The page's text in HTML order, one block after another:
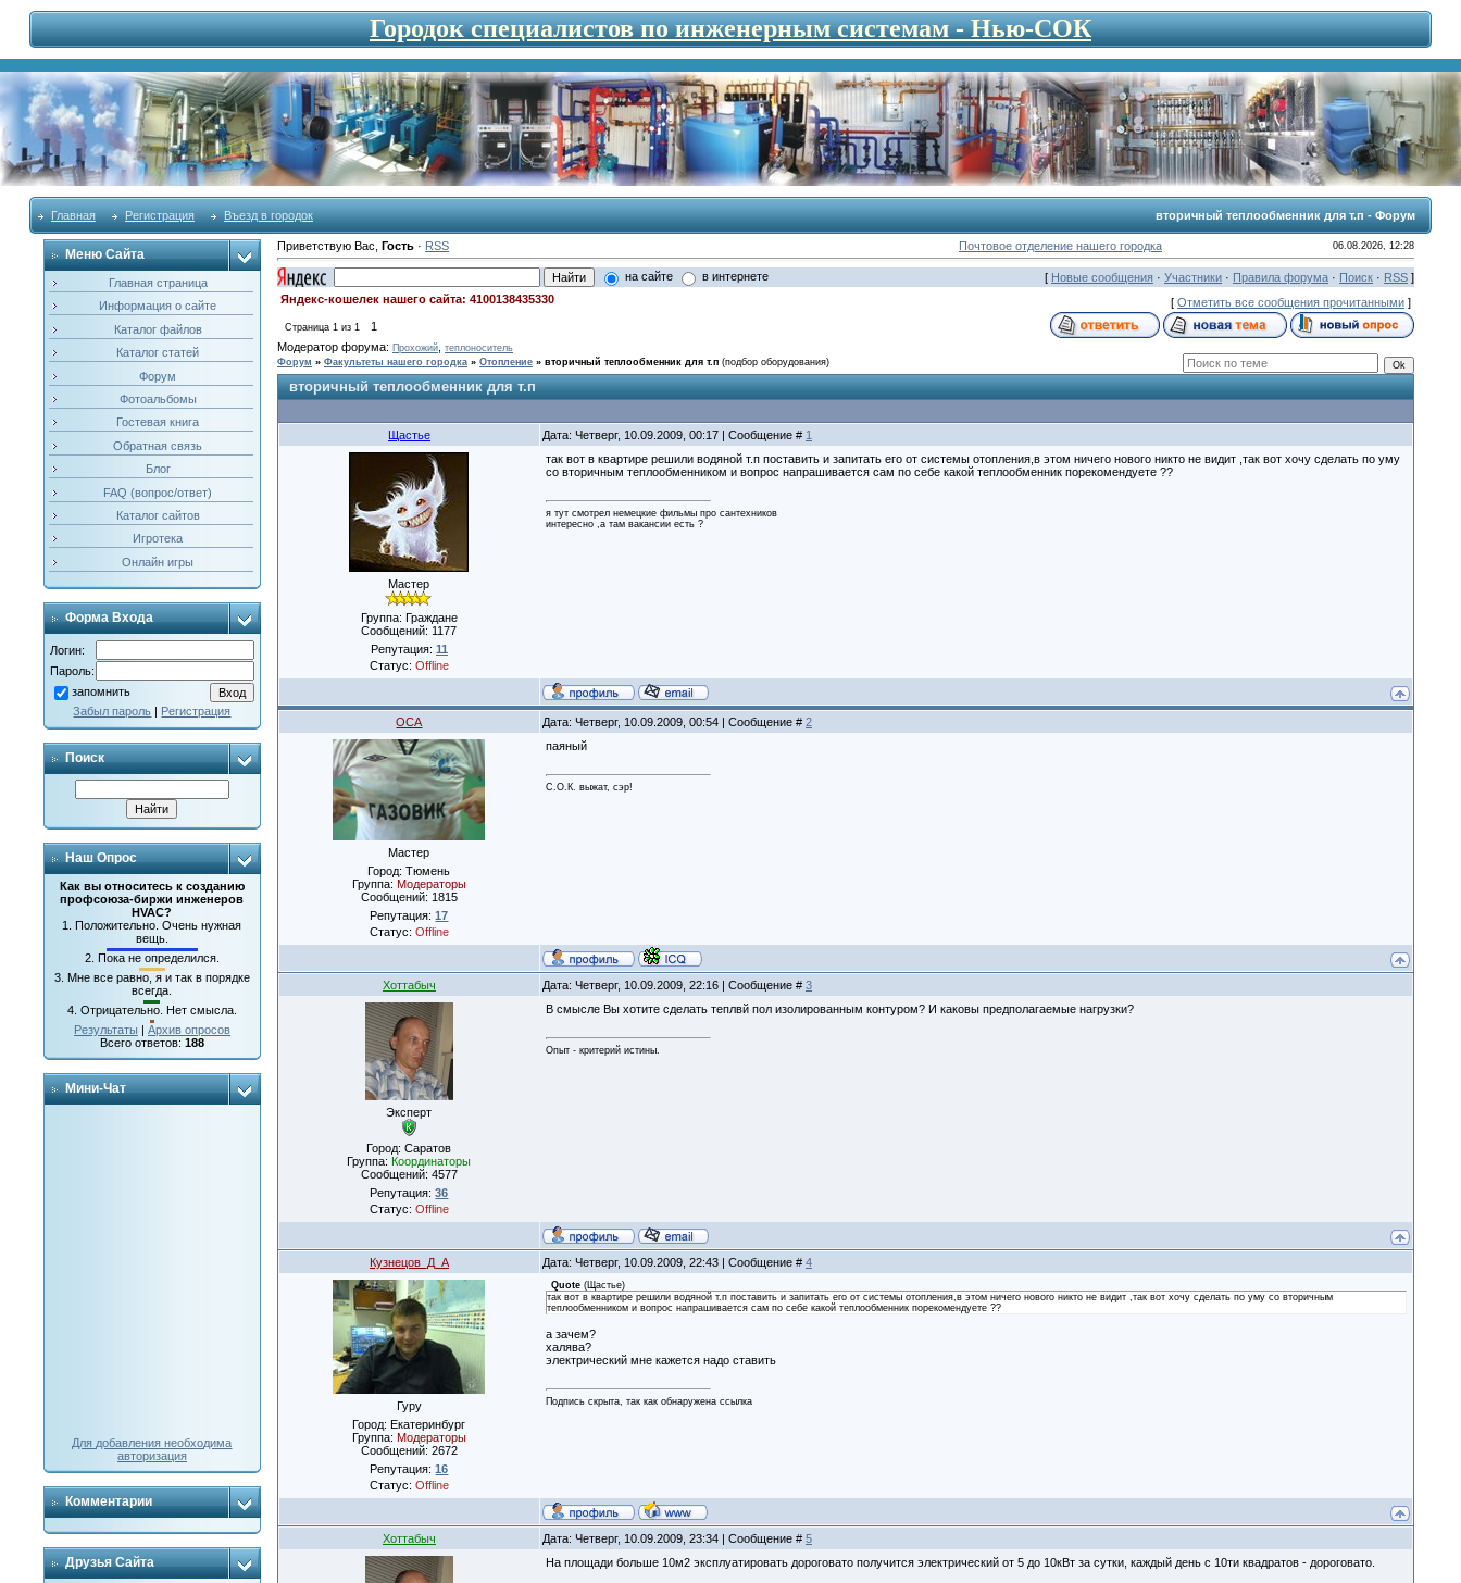
Городок специалистов по инженерным системам - Нью-СОК
Главная Регистрация Въезд в городок вторичный теплообменник для т.п - Форум
Меню Сайта
Главная страница
Информация о сайте
Каталог файлов
Каталог статей
Форум
Фотоальбомы
Гостевая книга
Обратная связь
Блог
FAQ (вопрос/ответ)
Каталог сайтов
Игротека
Онлайн игры
Форма Входа
Логин:
Пароль:
запомнить
Забыл пароль | Регистрация
Поиск
Наш Опрос
Как вы относитесь к созданию
профсоюза-биржи инженеров
HVAC?
1.Положительно. Очень нужная
вещь.
2. Пока не определился.
3. Мне все равно, я и так в порядке
всегда.
4. Отрицательно. Нет смысла.
Результаты | Архив опросов
Всего ответов: 188
Мини-Чат
Для добавления необходима
авторизация
Комментарии
Друзья Сайта
Приветствую Вас Гость· RSS Почтовое отделение нашего городка 06.08.2026, 12:28
на сайте в интернете [ Новые сообщения· Участники· Правила форума· Поиск· RSS]
Яндекс-кошелек нашего сайта: 4100138435330
[ Отметить все сообщения прочитанными]
Страница 1 из 1
1
Модератор форума: Прохожий, теплоноситель
Форум » Факультеты нашего городка » Отопление » вторичный теплообменник для т.п (подбор оборудования)
вторичный теплообменник для т.п
Щастье Дата: Четверг, 10.09.2009, 00:17 | Сообщение # 1
Мастер
Группа: Граждане
Сообщений: 1177
Репутация: 11
Статус: Offline
так вот в квартире решили водяной т.п поставить и запитать его от системы отопления,в этом ничего нового никто не видит ,так вот хочу сделать по уму
со вторичным теплообменником и вопрос напрашивается сам по себе какой теплообменник порекомендуете ??
я тут смотрел немецкие фильмы про сантехников
интересно ,а там вакансии есть ?
OCA Дата: Четверг, 10.09.2009, 00:54 | Сообщение # 2
Мастер
Город: Тюмень
Группа: Модераторы
Сообщений: 1815
Репутация:17
Статус: Offline
паяный
С.О.К. выжат, сэр!
Хоттабыч Дата: Четверг, 10.09.2009, 22:16 | Сообщение # 3
Эксперт
Город: Саратов
Группа:Координаторы
Сообщений: 4577
Репутация:36
Статус: Offline
В смысле Вы хотите сделать теплвй пол изолированным контуром? И каковы предполагаемые нагрузки?
Опыт - критерий истины.
Кузнецов_Д_А Дата: Четверг, 10.09.2009, 22:43 | Сообщение # 4
Гуру
Город: Екатеринбург
Группа: Модераторы
Сообщений: 2672
Репутация:16
Статус: Offline
Quote(Щастье)
так вот в квартире решили водяной т.п поставить и запитать его от системы отопления,в этом ничего нового никто не видит ,так вот хочу сделать по уму со вторичным
теплообменником и вопрос напрашивается сам по себе какой теплообменник порекомендуете ??
а зачем?
халява?
электрический мне кажется надо ставить
Подпись скрыта, так как обнаружена ссылка
Хоттабыч Дата: Четверг, 10.09.2009, 23:34 | Сообщение # 5
На площади больше 10м2 эксплуатировать дороговато получится электрический от 5 до 10кВт за сутки, каждый день с 10ти квадратов - дороговато.